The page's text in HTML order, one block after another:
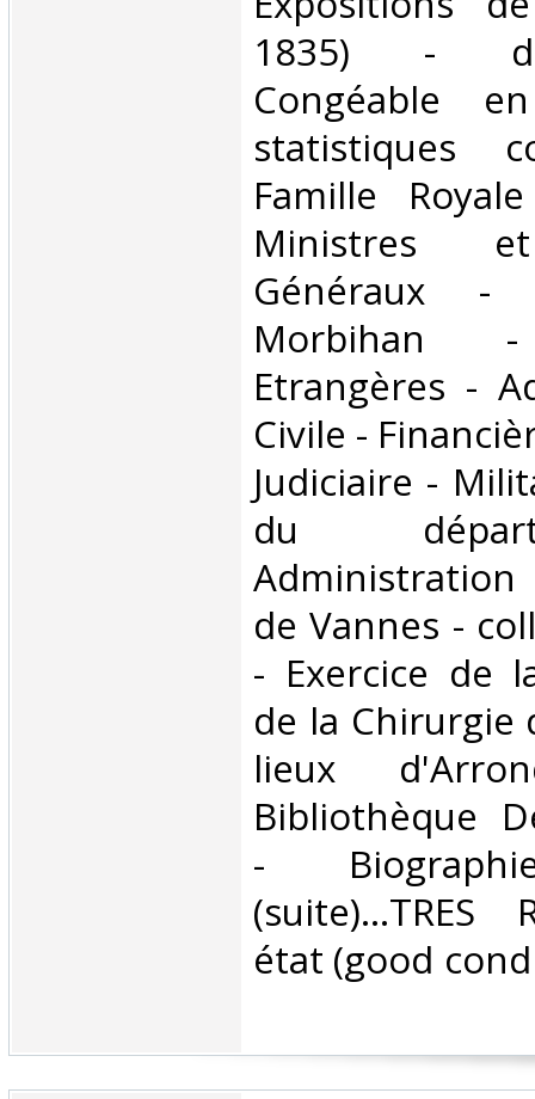
1835) -
Congéable
statistiques
Famille
Ministres
Généraux -
Morbihan -
Etrangères -
Civile -
Judiciaire -
du
de Vannes -
- Exercice de
de la Chirurgie
lieux
Bibliothèque
-
(suite)...TRES
état (good